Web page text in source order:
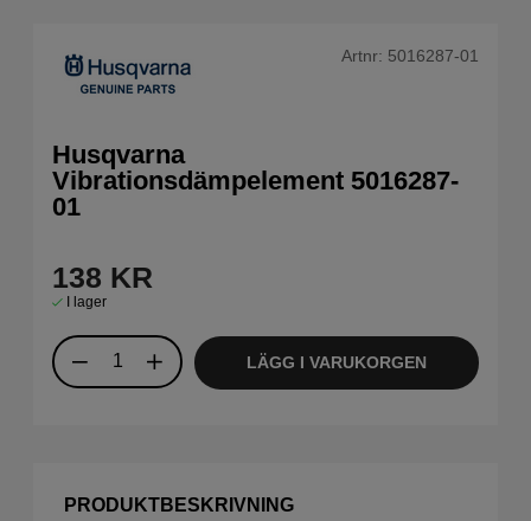
Artnr: 5016287-01
Husqvarna
Vibrationsdämpelement 5016287-
01
138 KR
I lager
LÄGG I VARUKORGEN
PRODUKTBESKRIVNING